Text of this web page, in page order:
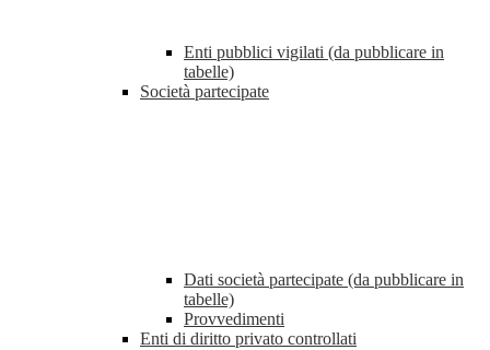
Enti pubblici vigilati (da pubblicare in
tabelle)
Società partecipate
Dati società partecipate (da pubblicare in
tabelle)
Provvedimenti
Enti di diritto privato controllati